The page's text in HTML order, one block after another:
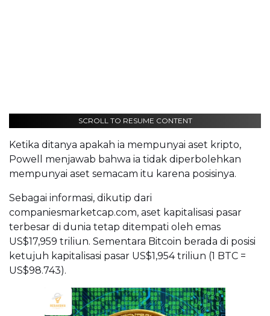
SCROLL TO RESUME CONTENT
Ketika ditanya apakah ia mempunyai aset kripto,
Powell menjawab bahwa ia tidak diperbolehkan
mempunyai aset semacam itu karena posisinya.
Sebagai informasi, dikutip dari
companiesmarketcap.com, aset kapitalisasi pasar
terbesar di dunia tetap ditempati oleh emas
US$17,959 triliun. Sementara Bitcoin berada di posisi
ketujuh kapitalisasi pasar US$1,954 triliun (1 BTC =
US$98.743).